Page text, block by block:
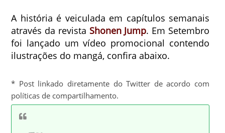
A história é veiculada em capítulos semanais
através da revista Shonen Jump. Em Setembro
foi lançado um vídeo promocional contendo
ilustrações do mangá, confira abaixo.
* Post linkado diretamente do Twitter de acordo com
políticas de compartilhamento.